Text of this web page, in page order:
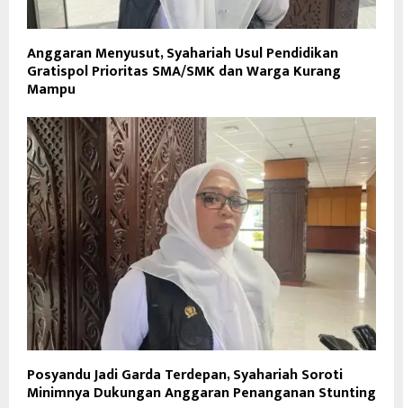
Anggaran Menyusut, Syahariah Usul Pendidikan
Gratispol Prioritas SMA/SMK dan Warga Kurang
Mampu
Posyandu Jadi Garda Terdepan, Syahariah Soroti
Minimnya Dukungan Anggaran Penanganan Stunting